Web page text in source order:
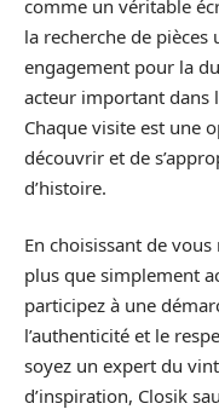
comme un véritable
la recherche de pièces
engagement pour la
acteur important dans
Chaque visite est une
découvrir et de
d’histoire.
En choisissant de
plus que simplement
participez à une
l’authenticité et le
soyez un expert du
d’inspiration, Closik